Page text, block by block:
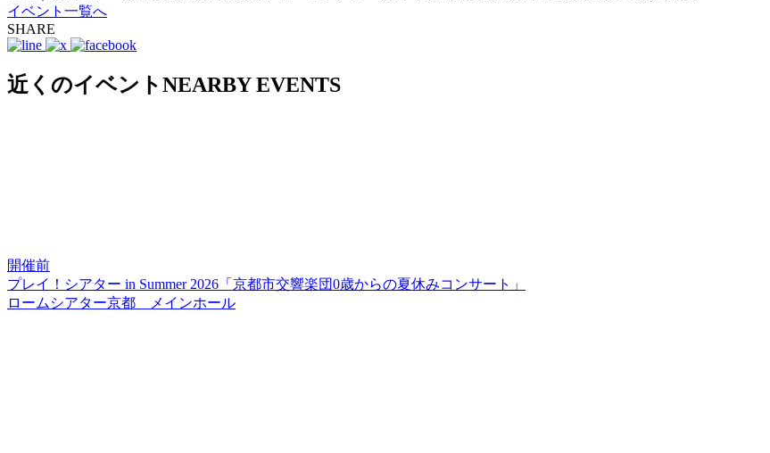
イベント一覧へ
SHARE
近くのイベントNEARBY EVENTS
開催前
プレイ！シアター in Summer 2026「京都市交響楽団0歳からの夏休みコンサート」
ロームシアター京都 メインホール